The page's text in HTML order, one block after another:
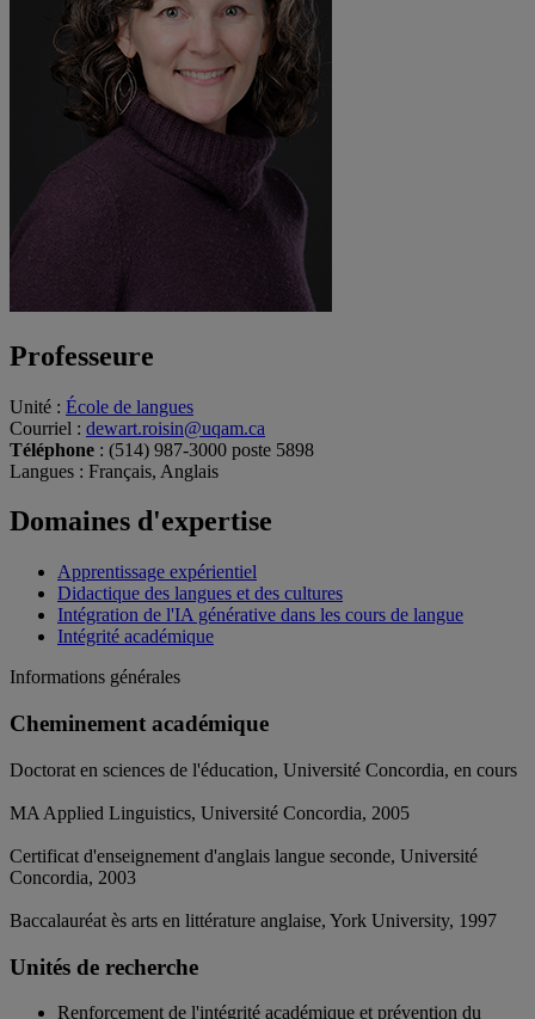
Professeure
Unité : École de langues
Courriel : dewart.roisin@uqam.ca
Téléphone : (514) 987-3000 poste 5898
Langues : Français, Anglais
Domaines d'expertise
Apprentissage expérientiel
Didactique des langues et des cultures
Intégration de l'IA générative dans les cours de langue
Intégrité académique
Informations générales
Cheminement académique
Doctorat en sciences de l'éducation, Université Concordia, en cours
MA Applied Linguistics, Université Concordia, 2005
Certificat d'enseignement d'anglais langue seconde, Université
Concordia, 2003
Baccalauréat ès arts en littérature anglaise, York University, 1997
Unités de recherche
Renforcement de l'intégrité académique et prévention du